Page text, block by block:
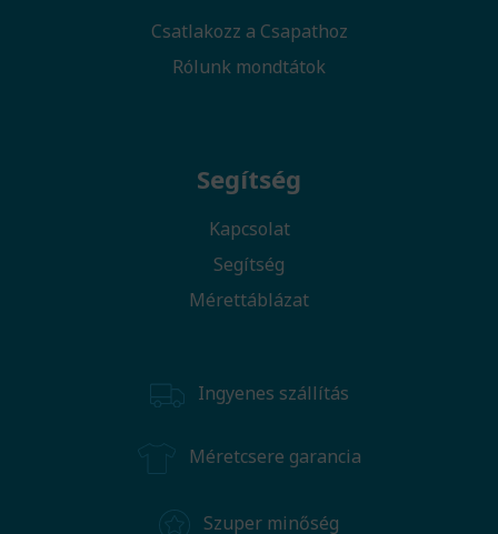
Csatlakozz a Csapathoz
Rólunk mondtátok
Segítség
Kapcsolat
Segítség
Mérettáblázat
Ingyenes szállítás
Méretcsere garancia
Szuper minőség